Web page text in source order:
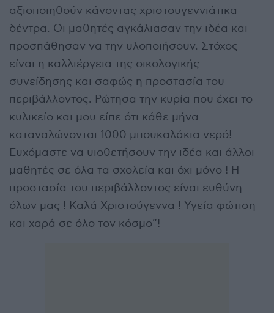
αξιοποιηθούν κάνοντας χριστουγεννιάτικα
δέντρα. Οι μαθητές αγκάλιασαν την ιδέα και
προσπάθησαν να την υλοποιήσουν. Στόχος
είναι η καλλιέργεια της οικολογικής
συνείδησης και σαφώς η προστασία του
περιβάλλοντος. Ρώτησα την κυρία που έχει το
κυλικείο και μου είπε ότι κάθε μήνα
καταναλώνονται 1000 μπουκαλάκια νερό!
Ευχόμαστε να υιοθετήσουν την ιδέα και άλλοι
μαθητές σε όλα τα σχολεία και όχι μόνο ! Η
προστασία του περιβάλλοντος είναι ευθύνη
όλων μας ! Καλά Χριστούγεννα ! Υγεία φώτιση
και χαρά σε όλο τον κόσμο”!